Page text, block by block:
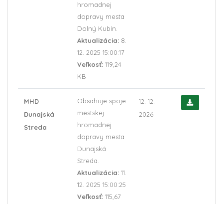
hromadnej
dopravy mesta
Dolný Kubín.
Aktualizácia: 8.
12. 2025 15:00:17
Veľkosť: 119,24
KB
MHD
Dunajská
Streda
Obsahuje spoje
mestskej
hromadnej
dopravy mesta
Dunajská
Streda.
Aktualizácia: 11.
12. 2025 15:00:25
Veľkosť: 115,67
12. 12.
2026